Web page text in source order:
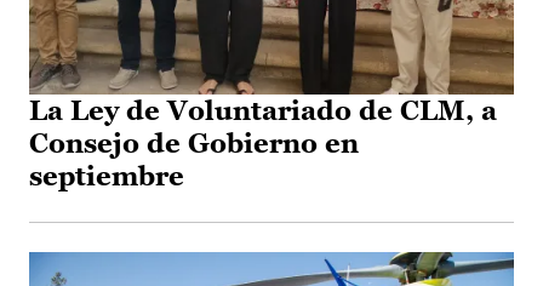
La Ley de Voluntariado de CLM, a
Consejo de Gobierno en
septiembre